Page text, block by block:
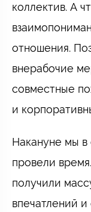
коллектив. А
отношения.
внерабочие
совместные
и
Накануне мы в
провели
получили
впечатлений и